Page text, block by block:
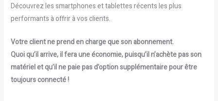
Découvrez les smartphones et tablettes récents les plus
performants à offrir à vos clients.
Votre client ne prend en charge que son abonnement.
Quoi qu’il arrive, il fera une économie, puisqu’il n’achète pas son
matériel et qu’il ne paie pas d’option supplémentaire pour être
toujours connecté !